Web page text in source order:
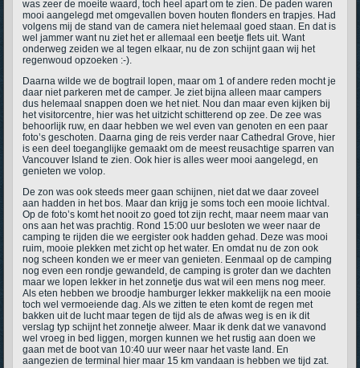
was zeer de moeite waard, toch heel apart om te zien. De paden waren
mooi aangelegd met omgevallen boven houten flonders en trapjes. Had
volgens mij de stand van de camera niet helemaal goed staan. En dat is
wel jammer want nu ziet het er allemaal een beetje flets uit. Want
onderweg zeiden we al tegen elkaar, nu de zon schijnt gaan wij het
regenwoud opzoeken :-).
Daarna wilde we de bogtrail lopen, maar om 1 of andere reden mocht je
daar niet parkeren met de camper. Je ziet bijna alleen maar campers
dus helemaal snappen doen we het niet. Nou dan maar even kijken bij
het visitorcentre, hier was het uitzicht schitterend op zee. De zee was
behoorlijk ruw, en daar hebben we wel even van genoten en een paar
foto’s geschoten. Daarna ging de reis verder naar Cathedral Grove, hier
is een deel toeganglijke gemaakt om de meest reusachtige sparren van
Vancouver Island te zien. Ook hier is alles weer mooi aangelegd, en
genieten we volop.
De zon was ook steeds meer gaan schijnen, niet dat we daar zoveel
aan hadden in het bos. Maar dan krijg je soms toch een mooie lichtval.
Op de foto’s komt het nooit zo goed tot zijn recht, maar neem maar van
ons aan het was prachtig. Rond 15:00 uur besloten we weer naar de
camping te rijden die we eergister ook hadden gehad. Deze was mooi
ruim, mooie plekken met zicht op het water. En omdat nu de zon ook
nog scheen konden we er meer van genieten. Eenmaal op de camping
nog even een rondje gewandeld, de camping is groter dan we dachten
maar we lopen lekker in het zonnetje dus wat wil een mens nog meer.
Als eten hebben we broodje hamburger lekker makkelijk na een mooie
toch wel vermoeiende dag. Als we zitten te eten komt de regen met
bakken uit de lucht maar tegen de tijd als de afwas weg is en ik dit
verslag typ schijnt het zonnetje alweer. Maar ik denk dat we vanavond
wel vroeg in bed liggen, morgen kunnen we het rustig aan doen we
gaan met de boot van 10:40 uur weer naar het vaste land. En
aangezien de terminal hier maar 15 km vandaan is hebben we tijd zat.